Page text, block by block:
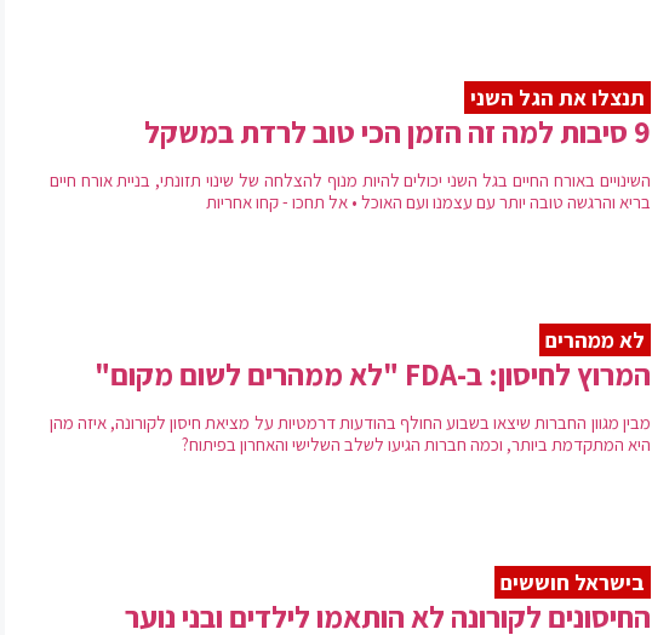
תנצלו את הגל השני
9 סיבות למה זה הזמן הכי טוב לרדת במשקל
השינויים באורח החיים בגל השני יכולים להיות מנוף להצלחה של שינוי תזונתי, בניית אורח חיים
בריא והרגשה טובה יותר עם עצמנו ועם האוכל • אל תחכו - קחו אחריות
לא ממהרים
המרוץ לחיסון: ב-FDA "לא ממהרים לשום מקום"
מבין מגוון החברות שיצאו בשבוע החולף בהודעות דרמטיות על מציאת חיסון לקורונה, איזה מהן
היא המתקדמת ביותר, וכמה חברות הגיעו לשלב השלישי והאחרון בפיתוח?
בישראל חוששים
החיסונים לקורונה לא הותאמו לילדים ובני נוער